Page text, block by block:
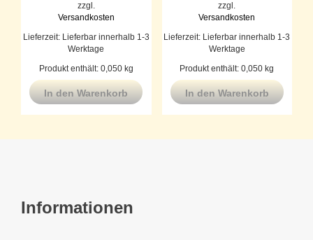
zzgl.
Versandkosten
Lieferzeit:
Lieferbar innerhalb 1-3
Werktage
Produkt enthält: 0,050 kg
In den Warenkorb
zzgl.
Versandkosten
Lieferzeit:
Lieferbar innerhalb 1-3
Werktage
Produkt enthält: 0,050 kg
In den Warenkorb
Informationen